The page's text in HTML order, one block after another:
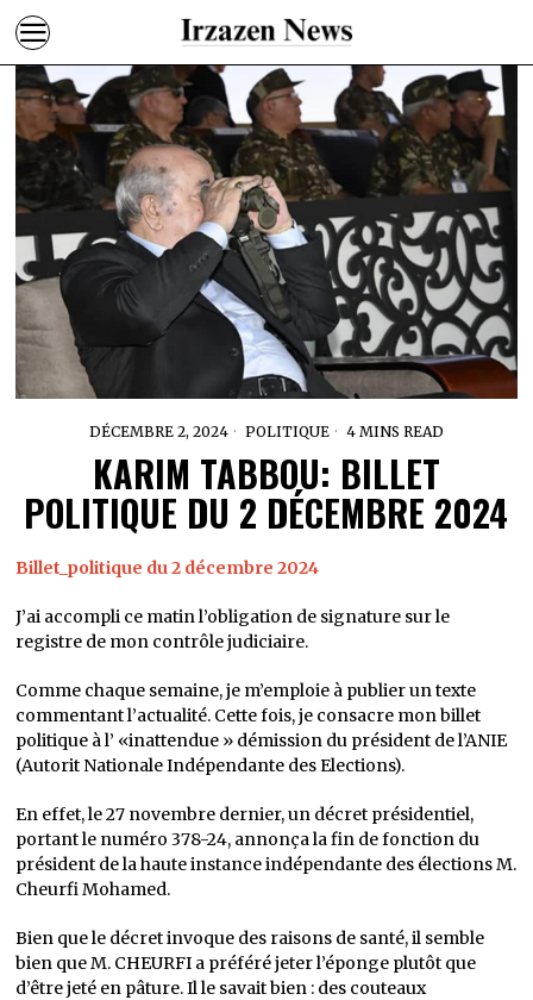
DÉCEMBRE 2, 2024 POLITIQUE 4 MINS READ
KARIM TABBOU: BILLET
POLITIQUE DU 2 DÉCEMBRE 2024
Billet_politique du 2 décembre 2024
J’ai accompli ce matin l’obligation de signature sur le
registre de mon contrôle judiciaire.
Comme chaque semaine, je m’emploie à publier un texte
commentant l’actualité. Cette fois, je consacre mon billet
politique à l’ «inattendue » démission du président de l’ANIE
(Autorit Nationale Indépendante des Elections).
En effet, le 27 novembre dernier, un décret présidentiel,
portant le numéro 378-24, annonça la fin de fonction du
président de la haute instance indépendante des élections M.
Cheurfi Mohamed.
Bien que le décret invoque des raisons de santé, il semble
bien que M. CHEURFI a préféré jeter l’éponge plutôt que
d’être jeté en pâture. Il le savait bien : des couteaux